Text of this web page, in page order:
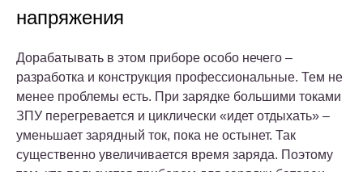
напряжения
Дорабатывать в этом приборе особо нечего –
разработка и конструкция профессиональные. Тем не
менее проблемы есть. При зарядке большими токами
ЗПУ перегревается и циклически «идет отдыхать» –
уменьшает зарядный ток, пока не остынет. Так
существенно увеличивается время заряда. Поэтому